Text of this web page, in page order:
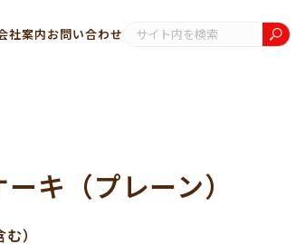
社案内お問い合わせ
キ（プレーン）
）